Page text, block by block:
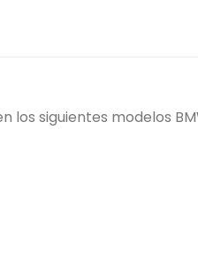
siguientes modelos